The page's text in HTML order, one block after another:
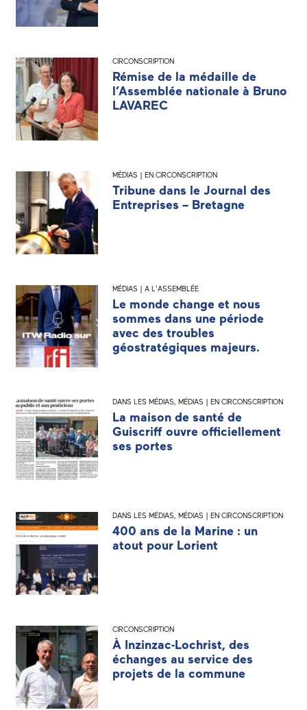
CIRCONSCRIPTION
Rémise de la médaille de
l’Assemblée nationale à Bruno
LAVAREC
MÉDIAS | EN CIRCONSCRIPTION
Tribune dans le Journal des
Entreprises – Bretagne
MÉDIAS | A L'ASSEMBLÉE
Le monde change et nous
sommes dans une période
avec des troubles
géostratégiques majeurs.
DANS LES MÉDIAS, MÉDIAS | EN CIRCONSCRIPTION
La maison de santé de
Guiscriff ouvre officiellement
ses portes
DANS LES MÉDIAS, MÉDIAS | EN CIRCONSCRIPTION
400 ans de la Marine : un
atout pour Lorient
CIRCONSCRIPTION
À Inzinzac-Lochrist, des
échanges au service des
projets de la commune